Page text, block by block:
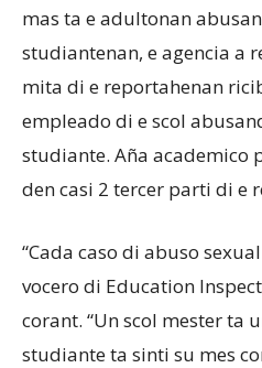
mas ta e adultonan
studiantenan, e agencia a
mita di e reportahenan
empleado di e scol
studiante. Aña academico
den casi 2 tercer parti di e
“Cada caso di abuso
vocero di Education
corant. “Un scol mester ta
studiante ta sinti su mes